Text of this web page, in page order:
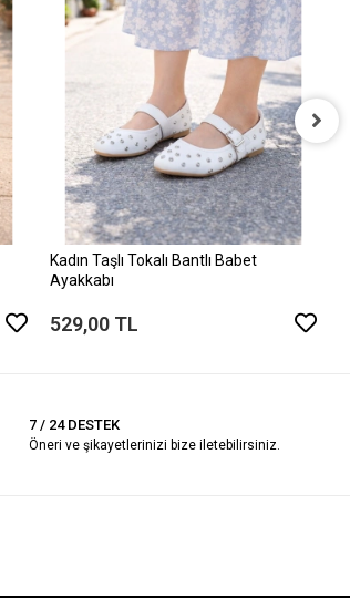
Kadın Taşlı Tokalı Bantlı Babet
Ayakkabı
529,00 TL
7 / 24 DESTEK
Öneri ve şikayetlerinizi bize iletebilirsiniz.